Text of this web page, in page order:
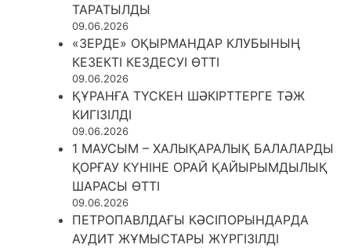
ТАРАТЫЛДЫ
09.06.2026
«ЗЕРДЕ» ОҚЫРМАНДАР КЛУБЫНЫҢ
КЕЗЕКТІ КЕЗДЕСУІ ӨТТІ
09.06.2026
ҚҰРАНҒА ТҮСКЕН ШӘКІРТТЕРГЕ ТӘЖ
КИГІЗІЛДІ
09.06.2026
1 МАУСЫМ – ХАЛЫҚАРАЛЫҚ БАЛАЛАРДЫ
ҚОРҒАУ КҮНІНЕ ОРАЙ ҚАЙЫРЫМДЫЛЫҚ
ШАРАСЫ ӨТТІ
09.06.2026
ПЕТРОПАВЛДАҒЫ КӘСІПОРЫНДАРДА
АУДИТ ЖҰМЫСТАРЫ ЖҮРГІЗІЛДІ